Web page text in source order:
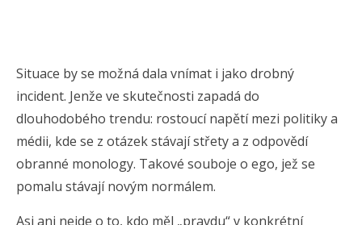
Situace by se možná dala vnímat i jako drobný
incident. Jenže ve skutečnosti zapadá do
dlouhodobého trendu: rostoucí napětí mezi politiky a
médii, kde se z otázek stávají střety a z odpovědí
obranné monology. Takové souboje o ego, jež se
pomalu stávají novým normálem.
Asi ani nejde o to, kdo měl „pravdu“ v konkrétní